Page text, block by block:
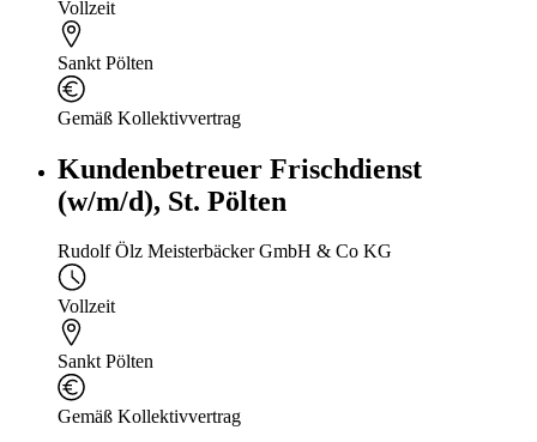
Vollzeit
Sankt Pölten
Gemäß Kollektivvertrag
Kundenbetreuer Frischdienst
(w/m/d), St. Pölten
Rudolf Ölz Meisterbäcker GmbH & Co KG
Vollzeit
Sankt Pölten
Gemäß Kollektivvertrag